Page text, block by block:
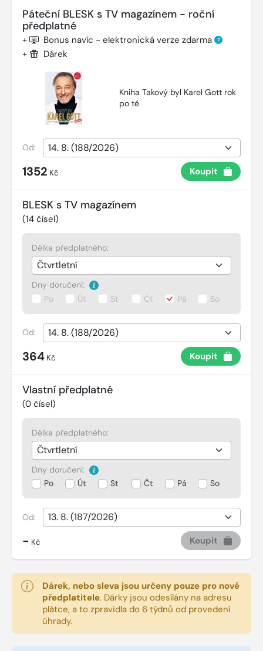
Páteční BLESK s TV magazínem - roční
předplatné
+ Bonus navíc - elektronická verze zdarma ?
+ Dárek
Kniha Takový byl Karel Gott rok
po té
Od:
1352 Kč Koupit
BLESK s TV magazínem
(14 čísel)
Délka předplatného:
Dny doručení:
Po
Út St Čt Pá So
Od:
364 Kč Koupit
Vlastní předplatné
(0 čísel)
Délka předplatného:
Dny doručení:
Po
Út St Čt Pá So
Od:
- Kč Koupit
Dárek, nebo sleva jsou určeny pouze pro nové
předplatitele. Dárky jsou odesílány na adresu
plátce, a to zpravidla do 6 týdnů od provedení
úhrady.